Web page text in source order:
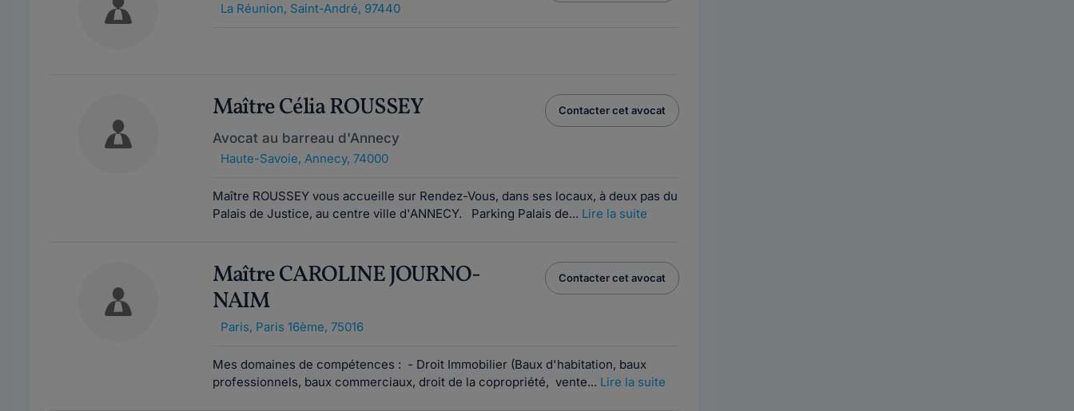
La Réunion, Saint-André, 97440
Maître Célia ROUSSEY
Avocat au barreau d'Annecy
Haute-Savoie, Annecy, 74000
Contacter cet avocat
Maître ROUSSEY vous accueille sur Rendez-Vous, dans ses locaux, à deux pas du
Palais de Justice, au centre ville d'ANNECY. Parking Palais de... Lire la suite
Maître CAROLINE JOURNO-
NAIM
Paris, Paris 16ème, 75016
Contacter cet avocat
Mes domaines de compétences : - Droit Immobilier (Baux d'habitation, baux
professionnels, baux commerciaux, droit de la copropriété, vente... Lire la suite